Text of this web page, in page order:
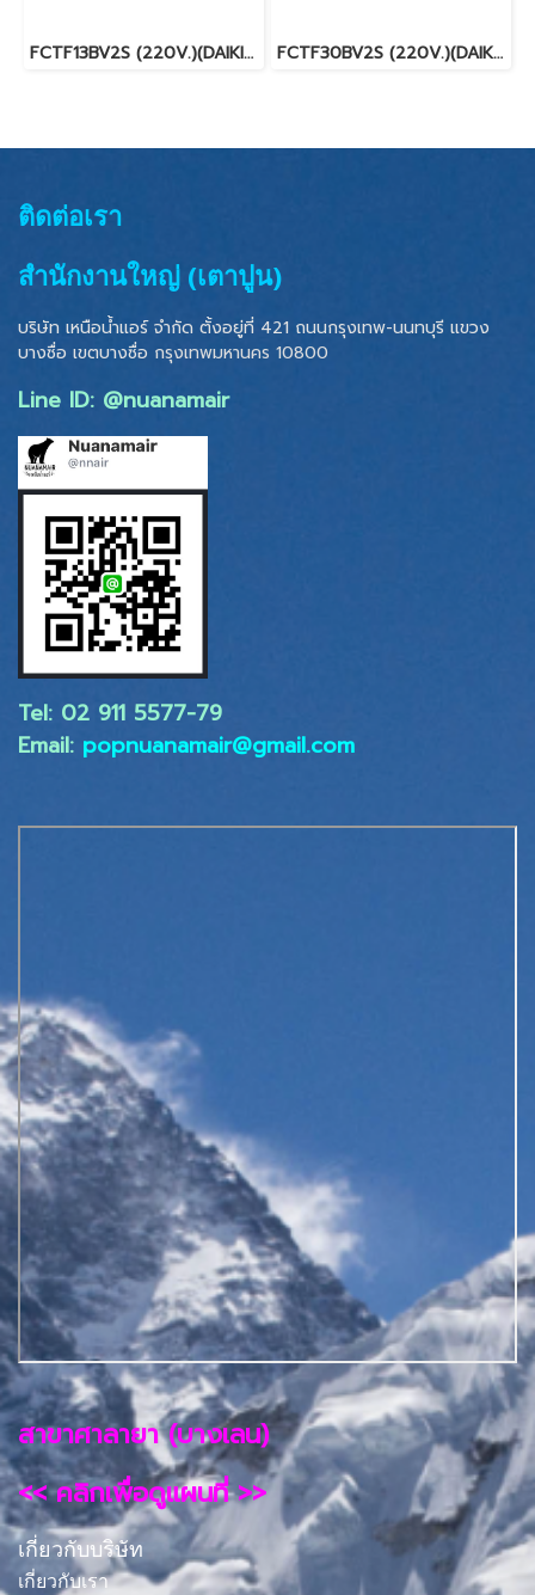
FCTF13BV2S (220V.)(DAIKIN SKYAIR) รุ่นฝังในฝ้ากระจายลมรอบทิศทาง INVERTER น้ำยา R32 พร้อมบริการติดตั้ง FCTF30BV2S (220V.)(DAIKIN SKYAIR) รุ่นฝังในฝ้ากระจายลมรอบทิศทาง INVERTER น้ำยา R32 พร้อมบริการติดตั้ง
ติดต่อเรา
สำนักงานใหญ่ (เตาปูน)
บริษัท เหนือน้ำแอร์ จำกัด ตั้งอยู่ที่ 421 ถนนกรุงเทพ-นนทบุรี แขวง
บางซื่อ เขตบางซื่อ กรุงเทพมหานคร 10800
Line ID: @nuanamair
Tel: 02 ​911 5577-79
Email: popnuanamair@gmail.com
สาขาศาลายา (บางเลน)
<< คลิกเพื่อดูแผนที่ >>
เกี่ยวกับบริษัท
เกี่ยวกับเรา